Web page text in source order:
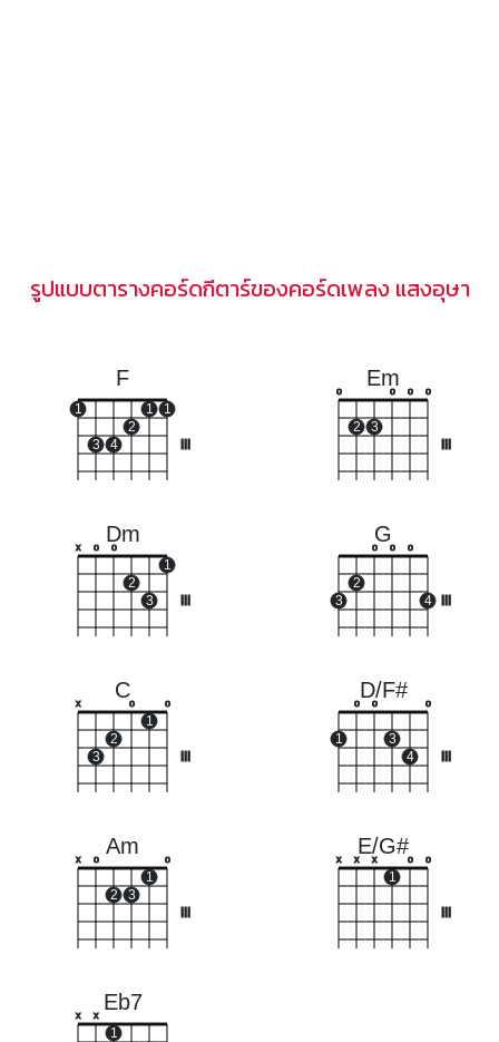
รูปแบบตารางคอร์ดกีตาร์ของคอร์ดเพลง แสงอุษา
F
1
3 4
2
1 1
Em
o
2 3
o o o
Dm
x o o
2
3
1
G
3
2
o o o
4
C
x
3
2
o
1
o
D/F#
1
o o
3
4
o
Am
x o
2 3
1
o
E/G#
x x x
1
o o
Eb7
x x
1